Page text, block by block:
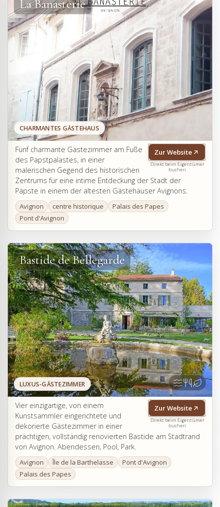
CHARMANTES GÄSTEHAUS
La Banasterie
Zur Website
Direkt beim Eigentümer
buchen
Fünf charmante Gästezimmer am Fuße
des Papstpalastes, in einer
malerischen Gegend des historischen
Zentrums für eine intime Entdeckung der Stadt der
Päpste in einem der ältesten Gästehäuser Avignons.
Avignon centre historique
Palais des Papes
Pont d'Avignon
LUXUS-GÄSTEZIMMER
Bastide de Bellegarde
Zur Website
Direkt beim Eigentümer
buchen
Vier einzigartige, von einem
Kunstsammler eingerichtete und
dekorierte Gästezimmer in einer
prächtigen, vollständig renovierten Bastide am Stadtrand
von Avignon. Abendessen, Pool, Park.
Avignon Île de la Barthelasse
Pont d'Avignon
Palais des Papes